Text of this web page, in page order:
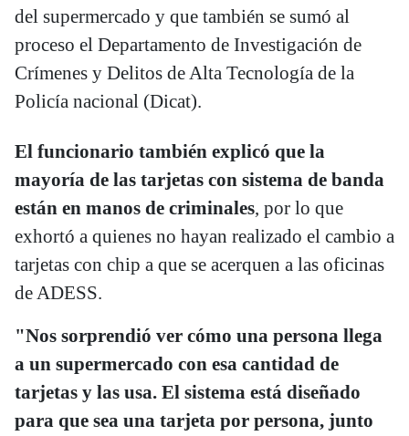
del supermercado y que también se sumó al
proceso el Departamento de Investigación de
Crímenes y Delitos de Alta Tecnología de la
Policía nacional (Dicat).
El funcionario también explicó que la
mayoría de las tarjetas con sistema de banda
están en manos de criminales, por lo que
exhortó a quienes no hayan realizado el cambio a
tarjetas con chip a que se acerquen a las oficinas
de ADESS.
"Nos sorprendió ver cómo una persona llega
a un supermercado con esa cantidad de
tarjetas y las usa. El sistema está diseñado
para que sea una tarjeta por persona, junto